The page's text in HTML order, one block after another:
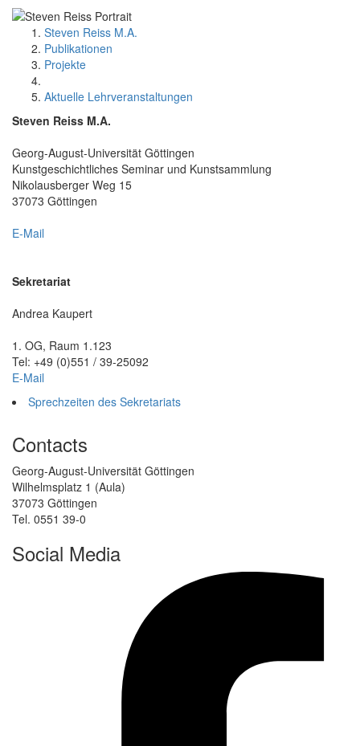
Steven Reiss M.A.
Publikationen
Projekte
Aktuelle Lehrveranstaltungen
Steven Reiss M.A.
Georg-August-Universität Göttingen
Kunst­geschichtliches Se­minar und Kunstsammlung
Nikolausberger Weg 15
37073 Göttingen
E-Mail
Sekretariat
Andrea Kaupert
1. OG, Raum 1.123
Tel: +49 (0)551 / 39-25092
E-Mail
Sprechzeiten des Sekretariats
Contacts
Georg-August-Universität Göttingen
Wilhelmsplatz 1 (Aula)
37073 Göttingen
Tel. 0551 39-0
Social Media